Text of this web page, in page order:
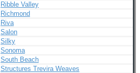
Ribble Valley
Richmond
Riva
Salon
Silky
Sonoma
South Beach
Structures Trevira Weaves